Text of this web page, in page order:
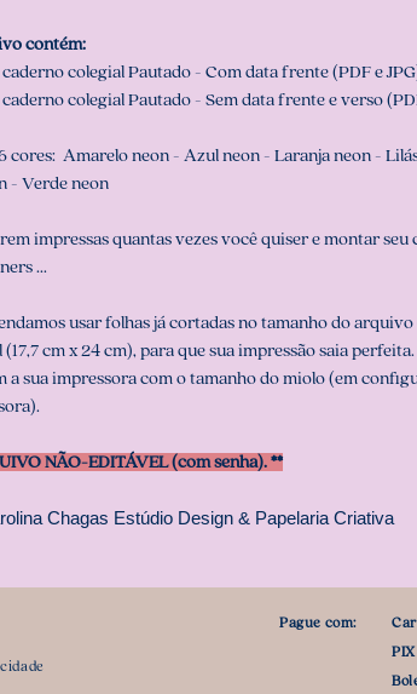
contém:
colegial Pautado - Com data frente (PDF e
colegial Pautado - Sem data frente e verso
cores: Amarelo neon - Azul neon - Laranja neon -
- Verde neon
impressas quantas vezes você quiser e montar seu
...
usar folhas já cortadas no tamanho do
(17,7 cm x 24 cm), para que sua impressão saia
a sua impressora com o tamanho do miolo (em
NÃO-EDITÁVEL (com senha). **
Chagas Estúdio Design & Papelaria Criativa
Pague com:
PIX